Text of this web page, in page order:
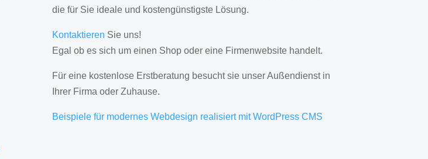
die für Sie ideale und kostengünstigste Lösung.
Kontaktieren Sie uns!
Egal ob es sich um einen Shop oder eine Firmenwebsite handelt.
Für eine kostenlose Erstberatung besucht sie unser Außendienst in
Ihrer Firma oder Zuhause.
Beispiele für modernes Webdesign realisiert mit WordPress CMS